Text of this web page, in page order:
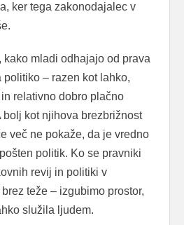
ker tega zakonodajalec v
kako mladi odhajajo od prava
– razen kot lahko,
relativno dobro plačno
bolj kot njihova brezbrižnost
več ne pokaže, da je vredno
politik. Ko se pravniki
revij in politiki v
teže – izgubimo prostor,
služila ljudem.